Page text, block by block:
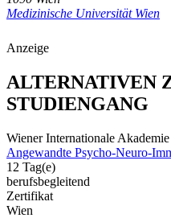
Medizinische Universität Wien
Anzeige
ALTERNATIVEN
STUDIENGANG
Wiener Internationale
Angewandte Psycho-Neuro-
12 Tag(e)
berufsbegleitend
Zertifikat
Wien